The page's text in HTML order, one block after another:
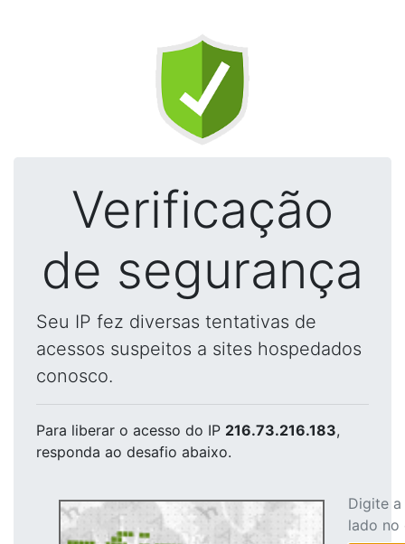
Verificação
de segurança
Seu IP fez diversas tentativas de
acessos suspeitos a sites hospedados
conosco.
Para liberar o acesso do IP 216.73.216.183,
responda ao desafio abaixo.
Digite
lado no